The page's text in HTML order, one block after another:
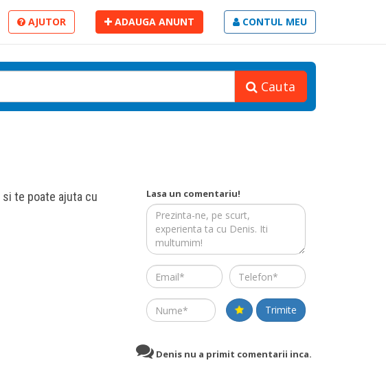
AJUTOR ADAUGA ANUNT CONTUL MEU
Cauta
si te poate ajuta cu
Lasa un comentariu!
Email Telefon
Name Trimite
Denis nu a primit comentarii inca.